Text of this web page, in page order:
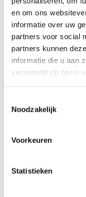
en om ons
informatie over uw
partners voor social
partners kunnen
informatie die u aan
verzameld op basis
Noodzakelijk
Voorkeuren
Statistieken
Categorie
Merk
Kleur
Gewicht
Materiaal
Verpakking
Op voorraad
Stel een
Wij nemen binnen 24 uur
We gebruiken je